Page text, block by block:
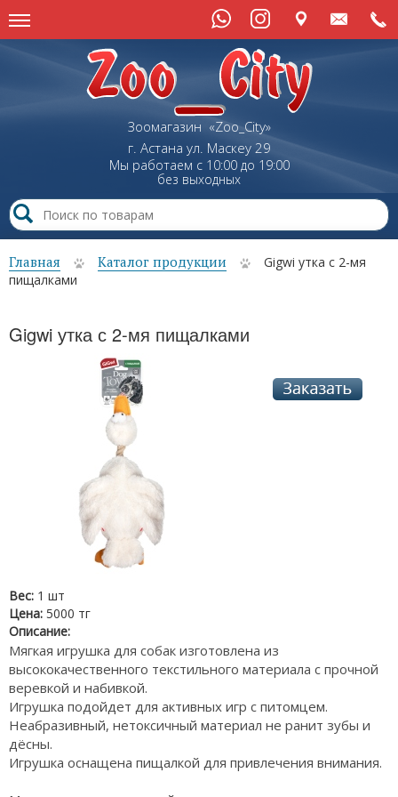
Зоомагазин «Zoo_City»
г. Астана ул. Маскеу29
Мы работаем с 10:00 до 19:00
без выходных
Главная Каталог продукции
Gigwi утка с 2-мя
пищалками
Gigwi утка с 2-мя пищалками
Вес: 1 шт
Цена: 5000 тг
Описание:
Мягкая игрушка для собак изготовлена из
высококачественного текстильного материала с прочной
веревкой и набивкой.
Игрушка подойдет для активных игр с питомцем.
Неабразивный, нетоксичный материал не ранит зубы и
дёсны.
Игрушка оснащена пищалкой для привлечения внимания.